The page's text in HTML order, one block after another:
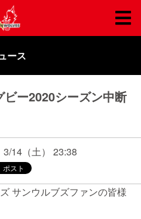
ース
ビー2020シーズン中断
3/14（土） 23:38
サンウルブズファンの皆様